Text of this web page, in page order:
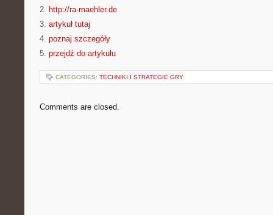
2. http://ra-maehler.de
3. artykuł tutaj
4. poznaj szczegóły
5. przejdź do artykułu
CATEGORIES: TECHNIKI I STRATEGIE GRY
Comments are closed.